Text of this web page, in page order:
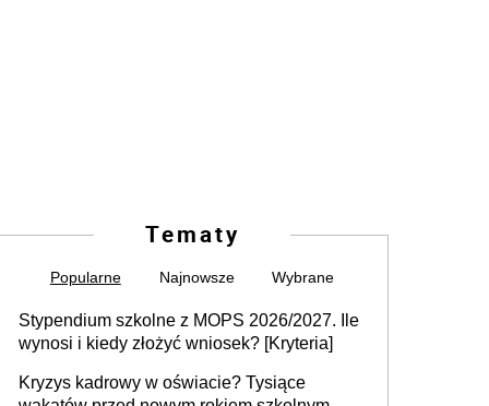
Tematy
Popularne Najnowsze Wybrane
Stypendium szkolne z MOPS 2026/2027. Ile
wynosi i kiedy złożyć wniosek? [Kryteria]
Kryzys kadrowy w oświacie? Tysiące